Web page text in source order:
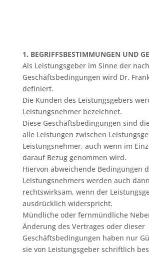
1. BEGRIFFSBESTIMMUNGEN UND
Als Leistungsgeber im Sinne der
Geschäftsbedingungen wird Dr.
definiert.
Die Kunden des Leistungsgebers
Leistungsnehmer bezeichnet.
Diese Geschäftsbedingungen sind
alle Leistungen zwischen
Leistungsnehmer, auch wenn im
darauf Bezug genommen wird.
Hiervon abweichende Bedingungen
Leistungsnehmers werden auch
rechtswirksam, wenn der
ausdrücklich widerspricht.
Mündliche oder fernmündliche
Änderung des Vertrages oder dieser
Geschäftsbedingungen haben nur
sie von Leistungsgeber schriftlich